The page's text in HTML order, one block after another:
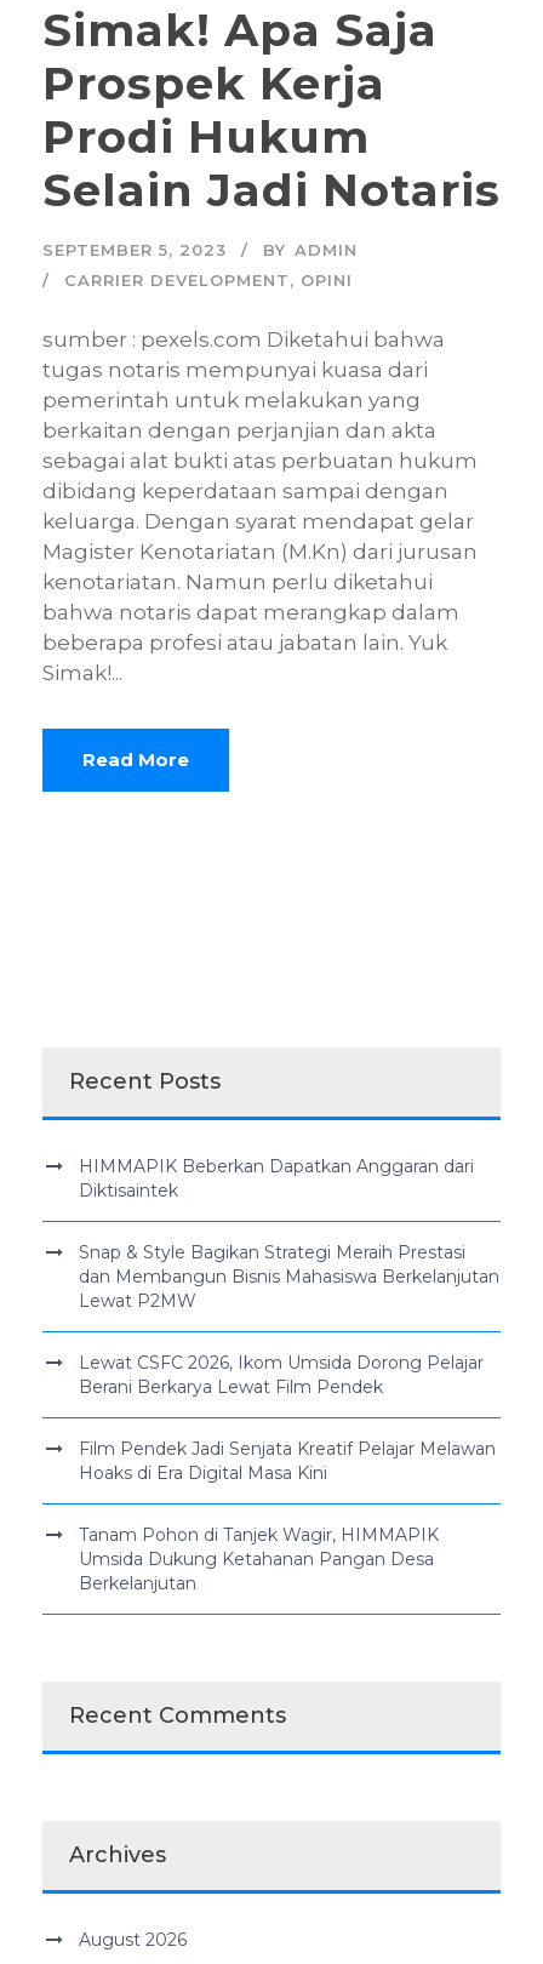
Simak! Apa Saja
Prospek Kerja
Prodi Hukum
Selain Jadi Notaris
SEPTEMBER 5, 2023 BY ADMIN
CARRIER DEVELOPMENT, OPINI
sumber : pexels.com Diketahui bahwa
tugas notaris mempunyai kuasa dari
pemerintah untuk melakukan yang
berkaitan dengan perjanjian dan akta
sebagai alat bukti atas perbuatan hukum
dibidang keperdataan sampai dengan
keluarga. Dengan syarat mendapat gelar
Magister Kenotariatan (M.Kn) dari jurusan
kenotariatan. Namun perlu diketahui
bahwa notaris dapat merangkap dalam
beberapa profesi atau jabatan lain. Yuk
Simak!...
Read More
Recent Posts
HIMMAPIK Beberkan Dapatkan Anggaran dari
Diktisaintek
Snap & Style Bagikan Strategi Meraih Prestasi
dan Membangun Bisnis Mahasiswa Berkelanjutan
Lewat P2MW
Lewat CSFC 2026, Ikom Umsida Dorong Pelajar
Berani Berkarya Lewat Film Pendek
Film Pendek Jadi Senjata Kreatif Pelajar Melawan
Hoaks di Era Digital Masa Kini
Tanam Pohon di Tanjek Wagir, HIMMAPIK
Umsida Dukung Ketahanan Pangan Desa
Berkelanjutan
Recent Comments
Archives
August 2026